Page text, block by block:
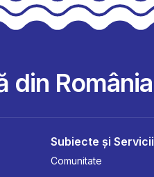
din România
Subiecte și Servicii
Comunitate